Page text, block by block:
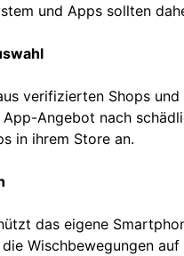
und Apps sollten
verifizierten Shops
Angebot nach
in ihrem Store an.
das eigene
Wischbewegungen